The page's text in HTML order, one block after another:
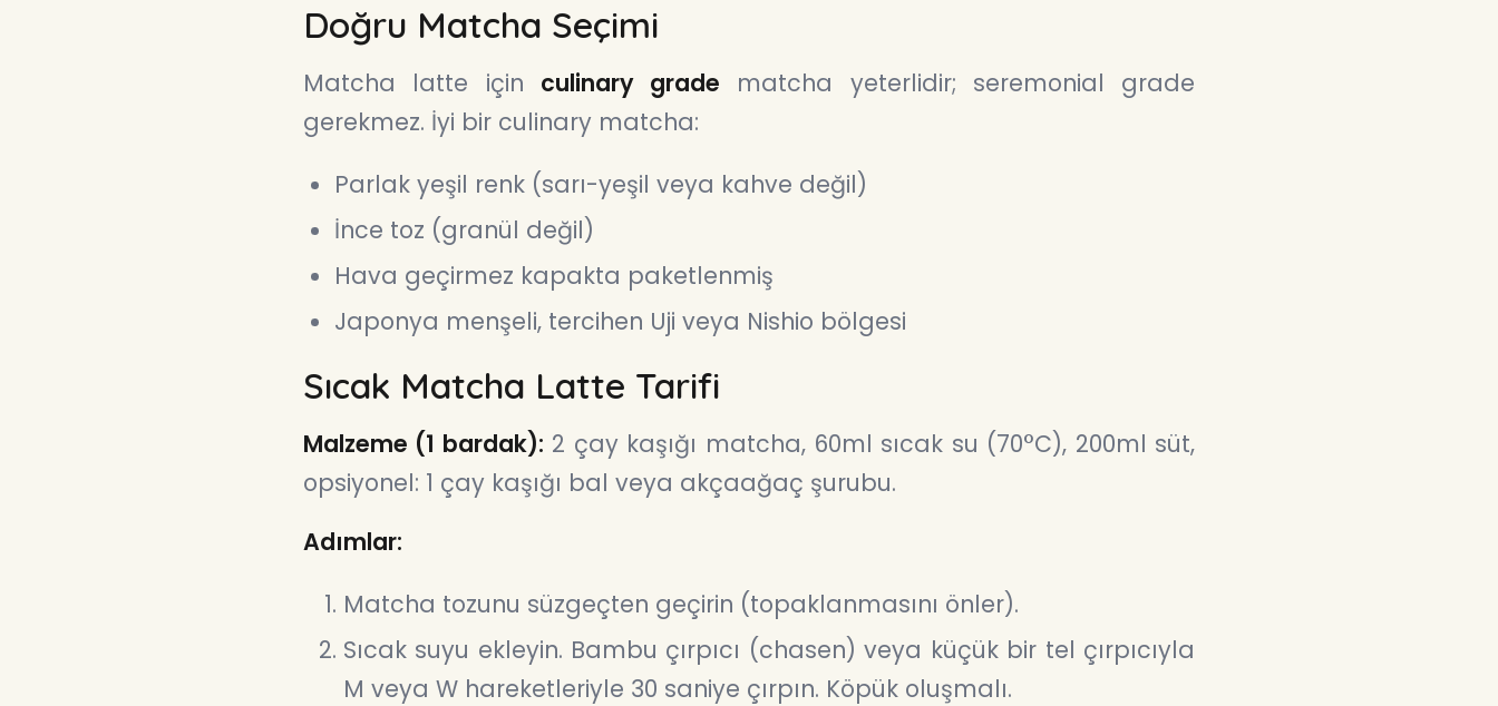
Doğru Matcha Seçimi
Matcha latte için culinary grade matcha yeterlidir; seremonial grade
gerekmez. İyi bir culinary matcha:
Parlak yeşil renk (sarı-yeşil veya kahve değil)
İnce toz (granül değil)
Hava geçirmez kapakta paketlenmiş
Japonya menşeli, tercihen Uji veya Nishio bölgesi
Sıcak Matcha Latte Tarifi
Malzeme (1 bardak): 2 çay kaşığı matcha, 60ml sıcak su (70°C), 200ml süt,
opsiyonel: 1 çay kaşığı bal veya akçaağaç şurubu.
Adımlar:
Matcha tozunu süzgeçten geçirin (topaklanmasını önler).
Sıcak suyu ekleyin. Bambu çırpıcı (chasen) veya küçük bir tel çırpıcıyla
M veya W hareketleriyle 30 saniye çırpın. Köpük oluşmalı.